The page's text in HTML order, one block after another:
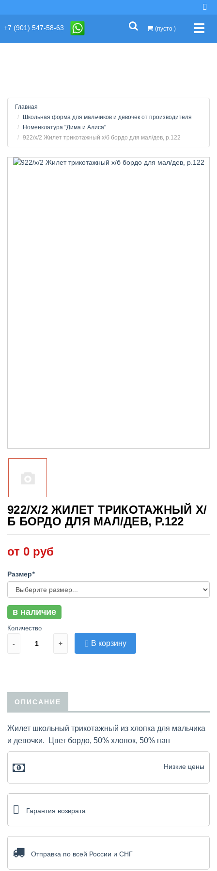
+7 (901) 547-58-63 (пусто )
Главная
Школьная форма для мальчиков и девочек от производителя
Номенклатура "Дима и Алиса"
922/х/2 Жилет трикотажный х/б бордо для мал/дев, р.122
922/Х/2 ЖИЛЕТ ТРИКОТАЖНЫЙ Х/
Б БОРДО ДЛЯ МАЛ/ДЕВ, Р.122
от 0 руб
Размер*
в наличие
Количество
- + В корзину
ОПИСАНИЕ
Жилет школьный трикотажный из хлопка для мальчика
и девочки. Цвет бордо, 50% хлопок, 50% пан
Низкие цены
Гарантия возврата
Отправка по всей России и СНГ